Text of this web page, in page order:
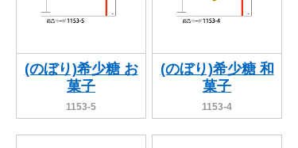
(のぼり)希少糖 お
菓子
1153-5
(のぼり)希少糖 和
菓子
1153-4